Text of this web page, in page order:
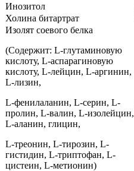
Инозитол
Холина битартрат
Изолят соевого белка
(Содержит: L-глутаминовую
кислоту, L-аспарагиновую
кислоту, L-лейцин, L-аргинин,
L-лизин,
L-фенилаланин, L-серин, L-
пролин, L-валин, L-изолейцин,
L-аланин, глицин,
L-треонин, L-тирозин, L-
гистидин, L-триптофан, L-
цистеин, L-метионин)